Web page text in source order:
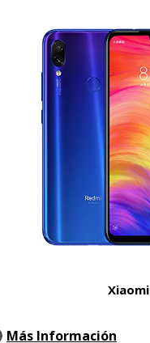
Xiaomi
Más Información